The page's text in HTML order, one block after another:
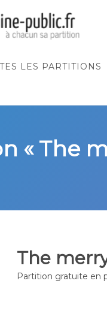
LES PARTITIONS
« The
The
Partition gratuite en